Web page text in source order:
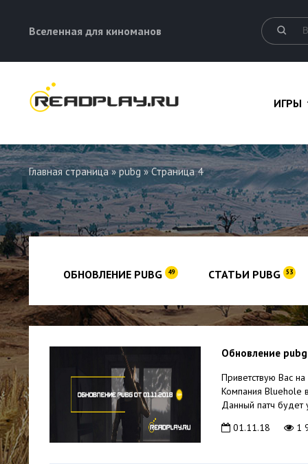
Вселенная для киноманов
ИГРЫ
Главная страница»pubg » Страница 4
ОБНОВЛЕНИЕ PUBG 49 СТАТЬИ PUBG 53
Обновление
Приветствую Вас
Компания Bluehole
Данный патч будет
01.11.18
1